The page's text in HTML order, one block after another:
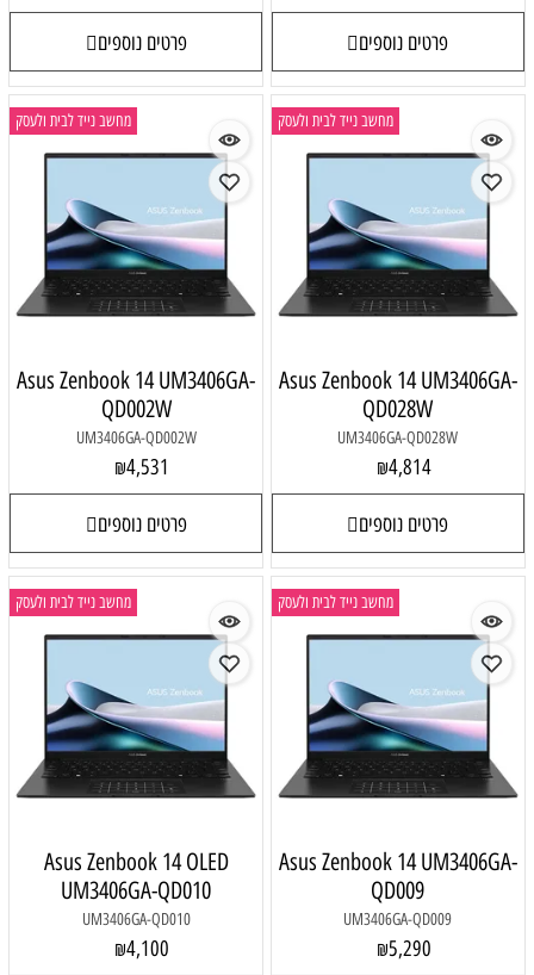
פרטים נוספים פרטים נוספים
מחשב נייד לבית ולעסק
Asus Zenbook 14 UM3406GA-
QD028W
UM3406GA-QD028W
₪4,814
פרטים נוספים
מחשב נייד לבית ולעסק
Asus Zenbook 14 UM3406GA-
QD002W
UM3406GA-QD002W
₪4,531
פרטים נוספים
מחשב נייד לבית ולעסק
Asus Zenbook 14 UM3406GA-
QD009
UM3406GA-QD009
₪5,290
מחשב נייד לבית ולעסק
Asus Zenbook 14 OLED
UM3406GA-QD010
UM3406GA-QD010
₪4,100